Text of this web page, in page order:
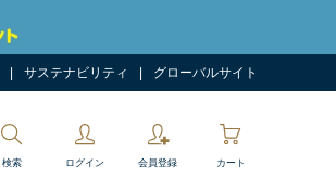
サステナビリティ グローバルサイト
検索 ログイン 会員登録 カート